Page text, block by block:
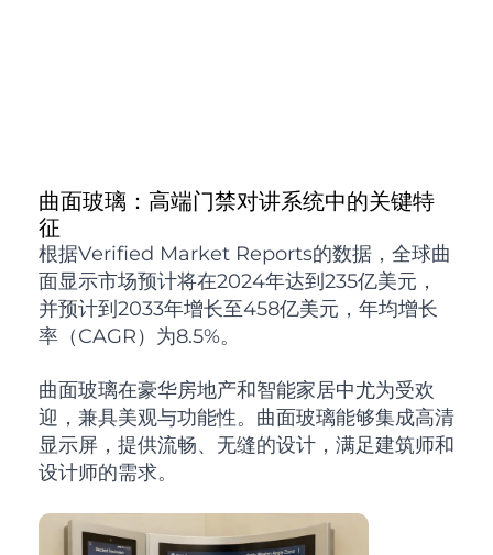
曲面玻璃：高端门禁对讲系统中的关键特
征
根据Verified Market Reports的数据，全球曲
面显示市场预计将在2024年达到235亿美元，
并预计到2033年增长至458亿美元，年均增长
率（CAGR）为8.5%。
曲面玻璃在豪华房地产和智能家居中尤为受欢
迎，兼具美观与功能性。曲面玻璃能够集成高清
显示屏，提供流畅、无缝的设计，满足建筑师和
设计师的需求。